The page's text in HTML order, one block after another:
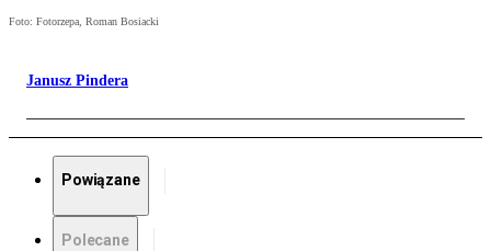
Foto: Fotorzepa, Roman Bosiacki
Janusz Pindera
Powiązane
Polecane